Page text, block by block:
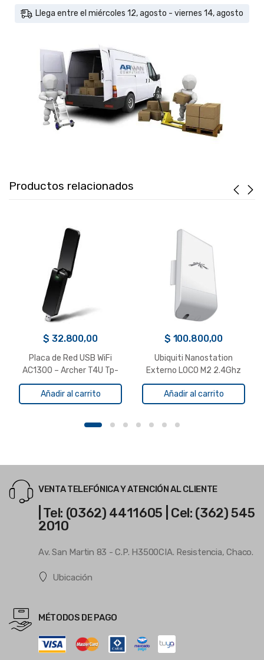
cantidad
Llega entre el miércoles 12, agosto - viernes 14, agosto
Productos relacionados
$ 32.800,00
Placa de Red USB WiFi
AC1300 – Archer T4U Tp-
Link
Añadir al carrito
$ 100.800,00
Ubiquiti Nanostation
Externo LOCO M2 2.4Ghz
WiFi
Añadir al carrito
VENTA TELEFÓNICA Y ATENCIÓN AL CLIENTE
| Tel: (0362) 4411605 | Cel: (362) 545
2010
Av. San Martin 83 - C.P. H3500CIA. Resistencia, Chaco.
Ubicación
MÉTODOS DE PAGO